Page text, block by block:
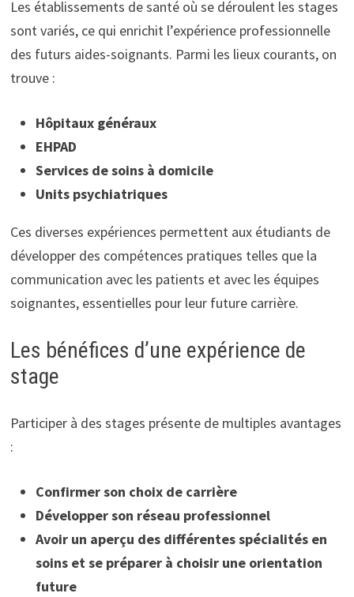
Les établissements de santé où se déroulent les stages
sont variés, ce qui enrichit l’expérience professionnelle
des futurs aides-soignants. Parmi les lieux courants, on
trouve :
Hôpitaux généraux
EHPAD
Services de soins à domicile
Units psychiatriques
Ces diverses expériences permettent aux étudiants de
développer des compétences pratiques telles que la
communication avec les patients et avec les équipes
soignantes, essentielles pour leur future carrière.
Les bénéfices d’une expérience de
stage
Participer à des stages présente de multiples avantages
:
Confirmer son choix de carrière
Développer son réseau professionnel
Avoir un aperçu des différentes spécialités en
soins et se préparer à choisir une orientation
future